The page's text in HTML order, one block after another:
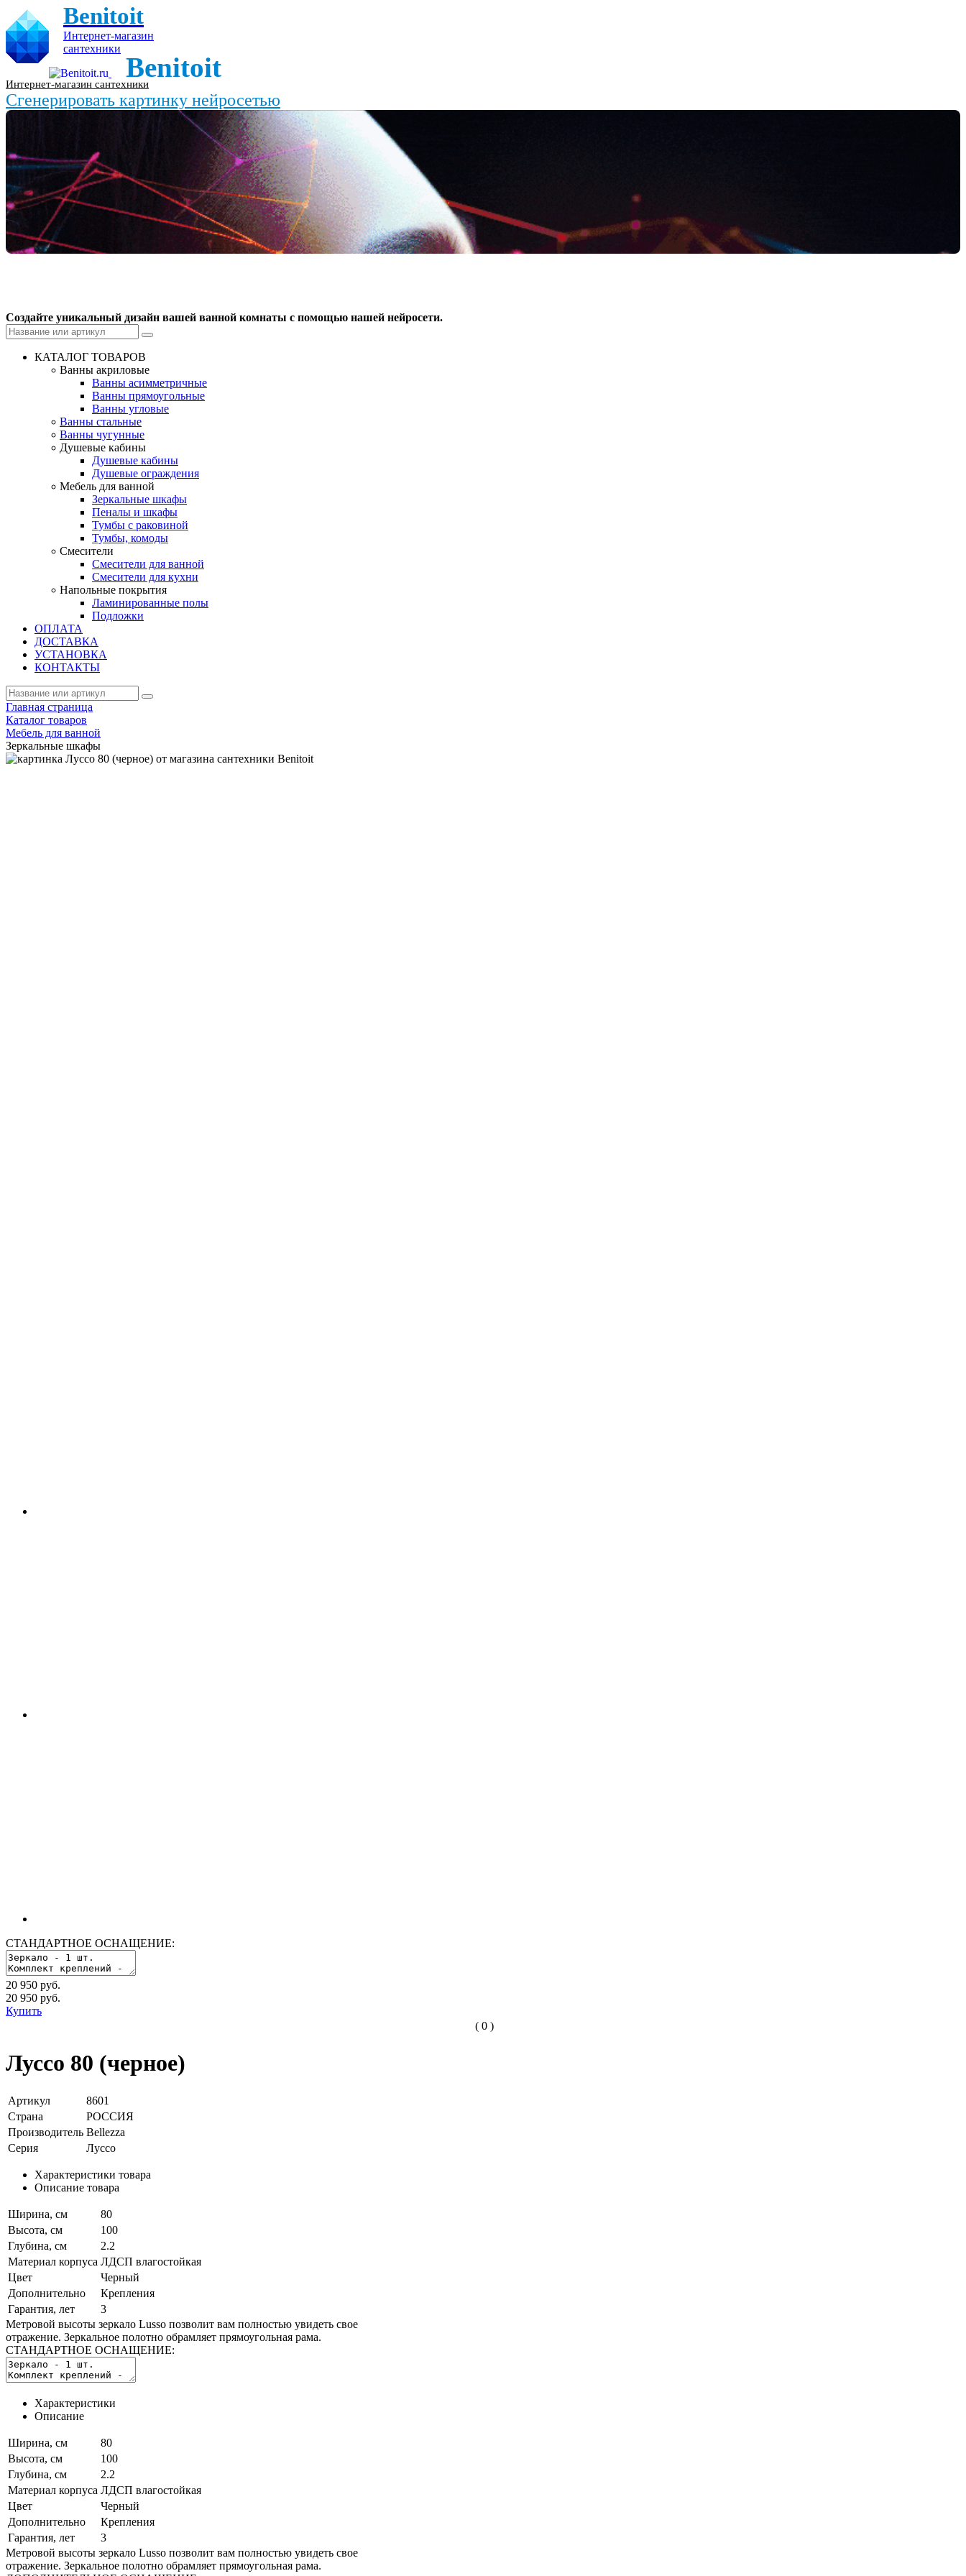
Benitoit
Интернет-магазин
сантехники
Benitoit
Интернет-магазин сантехники
Сгенерировать картинку нейросетью
Создайте уникальный дизайн вашей ванной комнаты с помощью нашей нейросети.
КАТАЛОГ ТОВАРОВ
Ванны акриловые
Ванны асимметричные
Ванны прямоугольные
Ванны угловые
Ванны стальные
Ванны чугунные
Душевые кабины
Душевые кабины
Душевые ограждения
Мебель для ванной
Зеркальные шкафы
Пеналы и шкафы
Тумбы с раковиной
Тумбы, комоды
Смесители
Смесители для ванной
Смесители для кухни
Напольные покрытия
Ламинированные полы
Подложки
ОПЛАТА
ДОСТАВКА
УСТАНОВКА
КОНТАКТЫ
Главная страница
Каталог товаров
Мебель для ванной
Зеркальные шкафы
СТАНДАРТНОЕ ОСНАЩЕНИЕ:
20 950 руб.
20 950 руб.
Купить
( 0 )
Луссо 80 (черное)
Артикул
8601
Страна
РОССИЯ
Производитель Bellezza
Серия
Луссо
Характеристики товара
Описание товара
Ширина, см
80
Высота, см
100
Глубина, см
2.2
Материал корпуса ЛДСП влагостойкая
Цвет
Черный
Дополнительно
Крепления
Гарантия, лет
3
Метровой высоты зеркало Lusso позволит вам полностью увидеть свое
отражение. Зеркальное полотно обрамляет прямоугольная рама.
СТАНДАРТНОЕ ОСНАЩЕНИЕ:
Характеристики
Описание
Ширина, см
80
Высота, см
100
Глубина, см
2.2
Материал корпуса ЛДСП влагостойкая
Цвет
Черный
Дополнительно
Крепления
Гарантия, лет
3
Метровой высоты зеркало Lusso позволит вам полностью увидеть свое
отражение. Зеркальное полотно обрамляет прямоугольная рама.